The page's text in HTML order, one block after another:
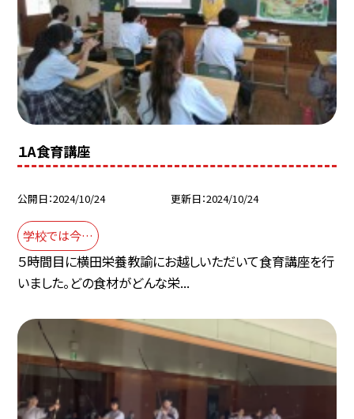
１A食育講座
公開日 2024/10/24 更新日 2024/10/24
学校では今…
５時間目に横田栄養教諭にお越しいただいて食育講座を行
いました。どの食材がどんな栄...